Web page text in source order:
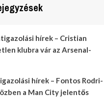
hírek – Cristian
klubra vár az Arsenal-
hírek – Fontos Rodri-
a Man City jelentős